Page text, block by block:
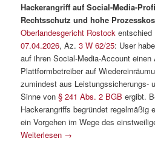
Hackerangriff auf Social-Media-
Rechtsschutz und hohe
Oberlandesgericht Rostock entschied
07.04.2026, Az.3 W 62/25: User
auf ihren Social-Media-Account einen
Plattformbetreiber auf
zumindest aus Leistungssicherungs-
Sinne von§ 241 Abs. 2 BGB ergibt.
Hackerangriffs begründet regelmäßig
ein Vorgehen im Wege des
Weiterlesen →